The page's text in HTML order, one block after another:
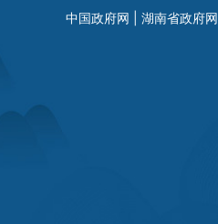
中国政府网 湖南省政府网